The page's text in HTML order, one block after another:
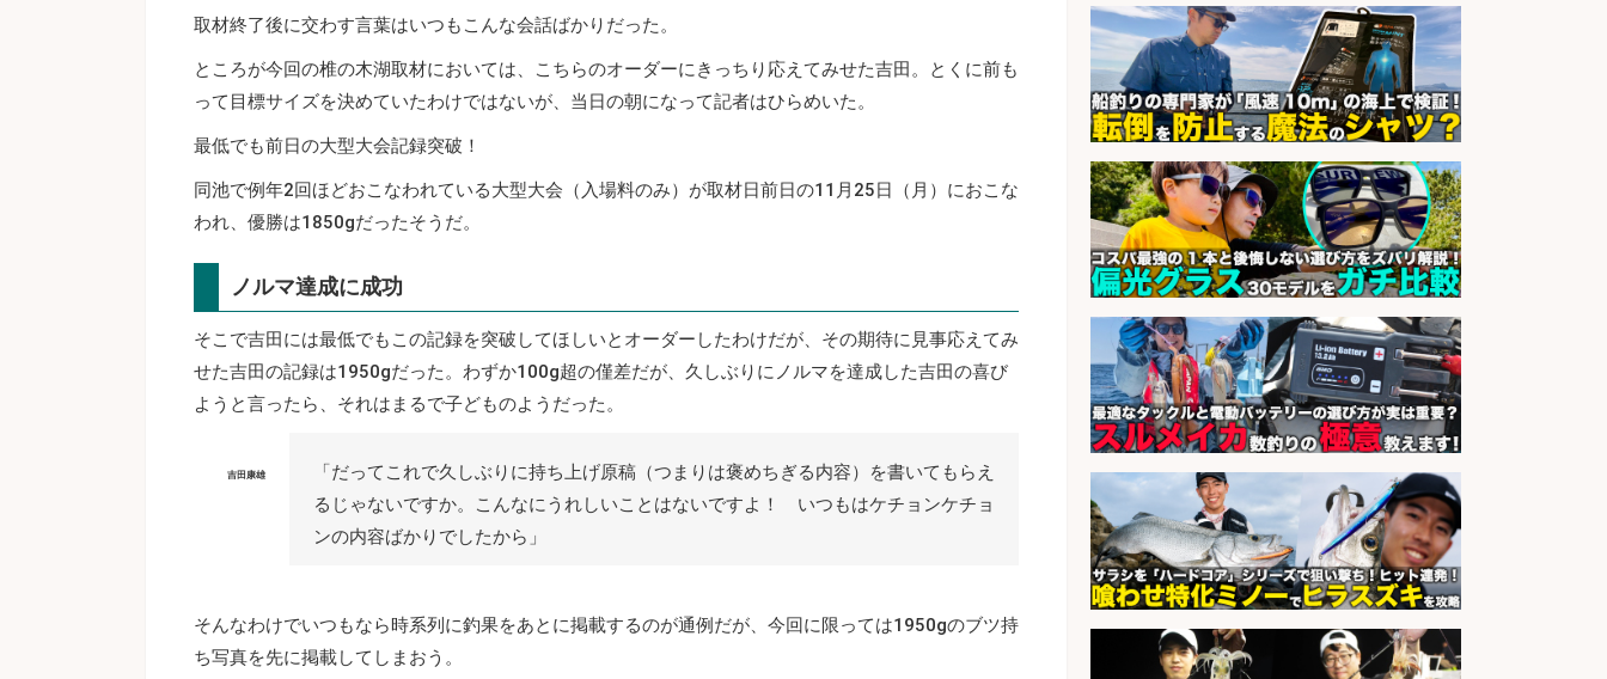
取材終了後に交わす言葉はいつもこんな会話ばかりだった。
ところが今回の椎の木湖取材においては、こちらのオーダーにきっちり応えてみせた吉田。とくに前も
って目標サイズを決めていたわけではないが、当日の朝になって記者はひらめいた。
最低でも前日の大型大会記録突破！
同池で例年2回ほどおこなわれている大型大会（入場料のみ）が取材日前日の11月25日（月）におこな
われ、優勝は1850gだったそうだ。
ノルマ達成に成功
そこで吉田には最低でもこの記録を突破してほしいとオーダーしたわけだが、その期待に見事応えてみ
せた吉田の記録は1950gだった。わずか100g超の僅差だが、久しぶりにノルマを達成した吉田の喜び
ようと言ったら、それはまるで子どものようだった。
吉田康雄
「だってこれで久しぶりに持ち上げ原稿（つまりは褒めちぎる内容）を書いてもらえ
るじゃないですか。こんなにうれしいことはないですよ！ いつもはケチョンケチョ
ンの内容ばかりでしたから」
そんなわけでいつもなら時系列に釣果をあとに掲載するのが通例だが、今回に限っては1950gのブツ持
ち写真を先に掲載してしまおう。
和食, 日本料理・懐石料理/店長・店
長候補/本物を知る大人の隠れ家!魚
の価値を上げ、地域を元気に!店長候
補募集
会社名 酒場あらかぶ 酒場あらかぶ
sponsored by 求人ボックス
営業事務/釣り具メーカーでの営業
アシスタントのお仕事/残業なし/即
日勤務可/営業事務/軽作業
会社名 株式会社パソナ
sponsored by 求人ボックス